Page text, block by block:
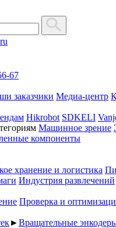
67
заказчики Медиа-центр
Hikrobot SDKELI
Машинное зрение
компоненты
хранение и логистика
Индустрия развлечений
Проверка и
►Вращательные